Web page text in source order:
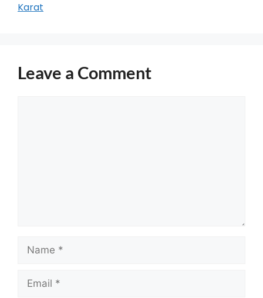
Karat
Leave a Comment